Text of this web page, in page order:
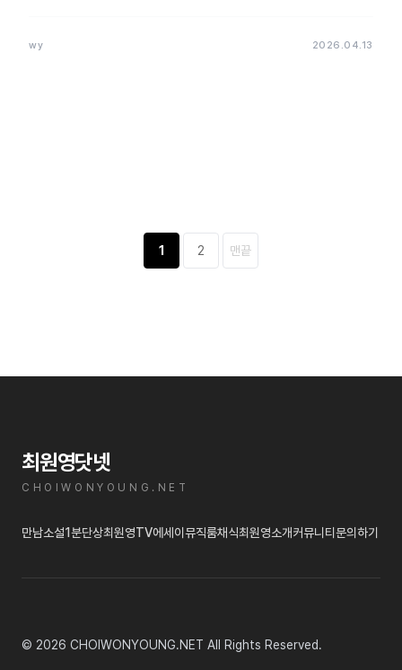
wy 2026.04.13
1 2 맨끝
최원영닷넷
CHOIWONYOUNG.NET
만남소설1분단상최원영TV에세이 뮤직룸채식최원영소개커뮤니티 문의하기
© 2026 CHOIWONYOUNG.NET All Rights Reserved.